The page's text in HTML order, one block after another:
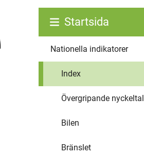
Startsida
Nationella indikatorer
Index
Övergripande nyckeltal
Bilen
Bränslet